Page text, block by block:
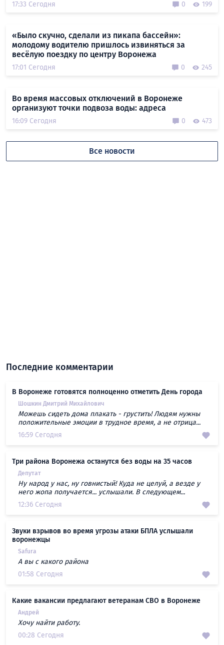
17:33 Сегодня 0 199
«Было скучно, сделали из пикапа бассейн»:
молодому водителю пришлось извиняться за
весёлую поездку по центру Воронежа
17:01 Сегодня 0 245
Во время массовых отключений в Воронеже
организуют точки подвоза воды: адреса
16:09 Сегодня 0 473
Все новости
Последние комментарии
В Воронеже готовятся полноценно отметить День города
Шошкин Дмитрий Михайлович
Можешь сидеть дома плакать - грустить! Людям нужны
положительные эмоции в трудное время, а не отрица...
16:59 Сегодня
Три района Воронежа останутся без воды на 35 часов
Депутат
Ну народ у нас, ну говнистый! Куда не целуй, а везде у
него жопа получается... услышали. В следующем...
12:36 Сегодня
Звуки взрывов во время угрозы атаки БПЛА услышали
воронежцы
Safura
А вы с какого района
01:58 Сегодня
Какие вакансии предлагают ветеранам СВО в Воронеже
Андрей
Хочу найти работу.
00:28 Сегодня